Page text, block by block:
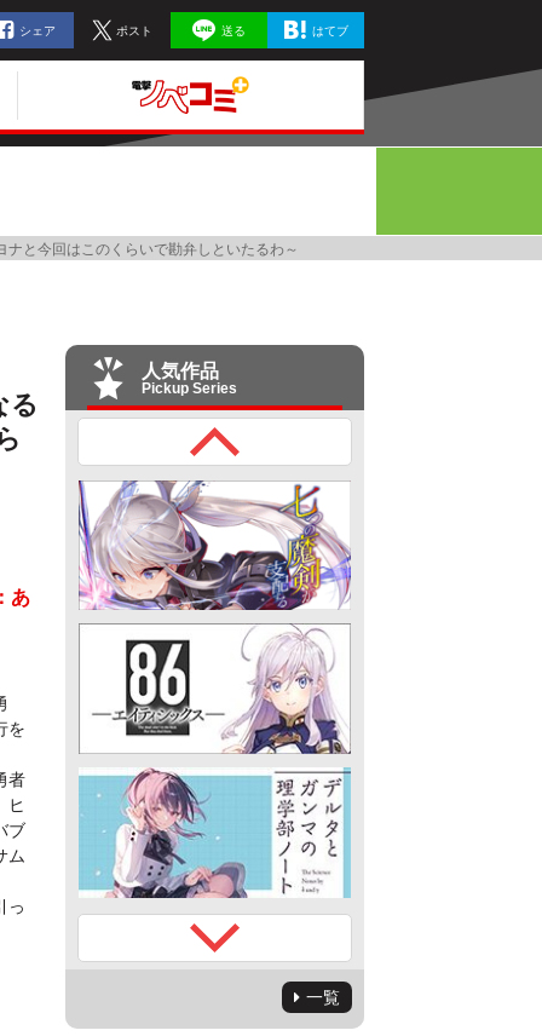
シェア ポスト 送る はてブ
と今回はこのくらいで勘弁しといたるわ～
る
あ
を
者
ヒ
ブ
ム
っ
人気作品
Pickup Series
一覧